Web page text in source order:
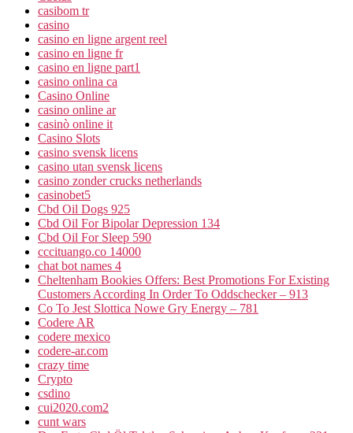
casibom tr
casino
casino en ligne argent reel
casino en ligne fr
casino en ligne part1
casino onlina ca
Casino Online
casino online ar
casinò online it
Casino Slots
casino svensk licens
casino utan svensk licens
casino zonder crucks netherlands
casinobet5
Cbd Oil Dogs 925
Cbd Oil For Bipolar Depression 134
Cbd Oil For Sleep 590
cccituango.co 14000
chat bot names 4
Cheltenham Bookies Offers: Best Promotions For Existing
Customers According In Order To Oddschecker – 913
Co To Jest Slottica Nowe Gry Energy – 781
Codere AR
codere mexico
codere-ar.com
crazy time
Crypto
csdino
cui2020.com2
cunt wars